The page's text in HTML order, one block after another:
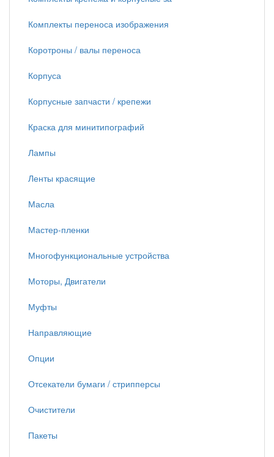
Комплекты переноса изображения
Коротроны / валы переноса
Корпуса
Корпусные запчасти / крепежи
Краска для минитипографий
Лампы
Ленты красящие
Масла
Мастер-пленки
Многофункциональные устройства
Моторы, Двигатели
Муфты
Направляющие
Опции
Отсекатели бумаги / стрипперсы
Очистители
Пакеты